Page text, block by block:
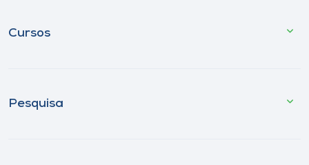
Cursos
Pesquisa